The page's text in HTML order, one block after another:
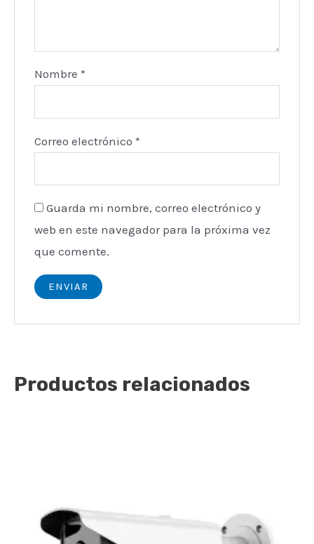
Nombre *
Correo electrónico *
Guarda mi nombre, correo electrónico y
web en este navegador para la próxima vez
que comente.
Productos relacionados